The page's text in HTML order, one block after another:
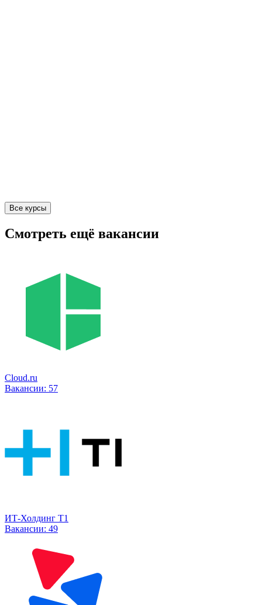
Все курсы
Смотреть ещё вакансии
Cloud.ru
Вакансии: 57
ИТ-Холдинг Т1
Вакансии: 49